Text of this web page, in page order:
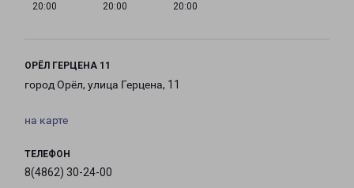
20:00
20:00
20:00
ОРЁЛ ГЕРЦЕНА 11
город Орёл, улица Герцена, 11
на карте
ТЕЛЕФОН
8(4862) 30-24-00